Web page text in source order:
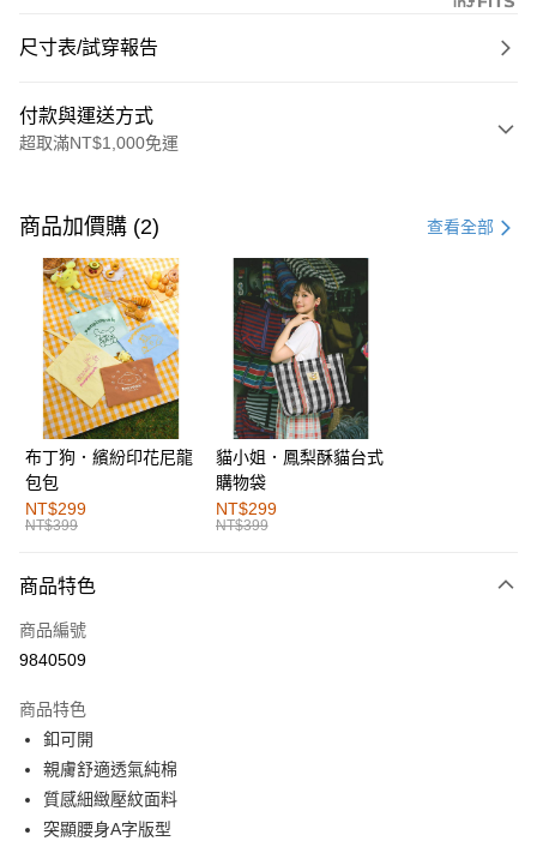
尺寸表/試穿報告
付款與運送方式
超取滿NT$1,000免運
信用卡一次付款
購物金
超商取貨付款
LINE Pay
街口支付
運送方式
全家取貨付款
每筆NT$60，滿NT$1,000(含以上)免運費
付款後全家取貨
萊爾富取貨付款
付款後萊爾富取貨
每筆NT$60，滿NT$1,000(含以上)免運費
7-11取貨付款
每筆NT$60，滿NT$1,000(含以上)免運費
商品加價購 (2) 查看全部
布丁狗．繽紛印花尼龍
包包
NT$299
NT$399
貓小姐．鳳梨酥貓台式
購物袋
NT$299
NT$399
商品特色
商品編號
9840509
商品特色
釦可開
親膚舒適透氣純棉
質感細緻壓紋面料
突顯腰身A字版型